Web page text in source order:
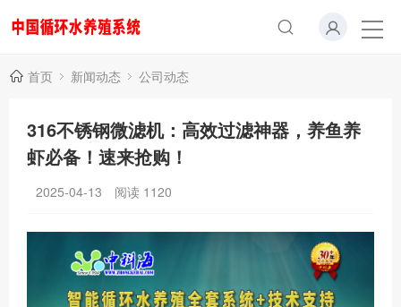
首页 新闻动态 公司动态
316不锈钢微滤机：高效过滤神器，养鱼养
虾必备！速来抢购！
2025-04-13 阅读 1120